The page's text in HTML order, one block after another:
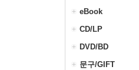
eBook
CD/LP
DVD/BD
문구/GIFT